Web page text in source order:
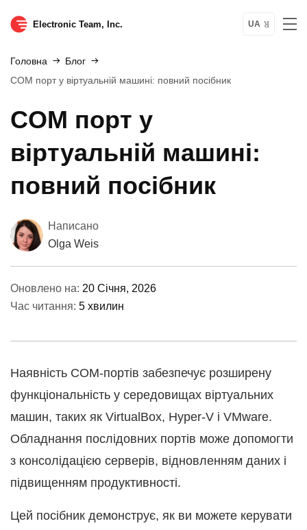
Electronic Team, Inc. UA
Головна
Блог
COM порт у віртуальній машині: повний посібник
COM порт у
віртуальній машині:
повний посібник
Написано
Olga Weis
Оновлено на: 20 Січня, 2026
Час читання: 5 хвилин
Наявність COM-портів забезпечує розширену
функціональність у середовищах віртуальних
машин, таких як VirtualBox, Hyper-V і VMware.
Обладнання послідовних портів може допомогти
з консолідацією серверів, відновленням даних і
підвищенням продуктивності.
Цей посібник демонструє, як ви можете керувати